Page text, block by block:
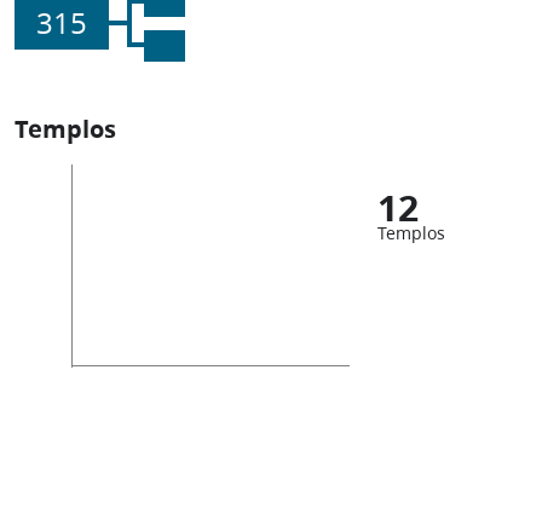
315
Templos
12
Templos